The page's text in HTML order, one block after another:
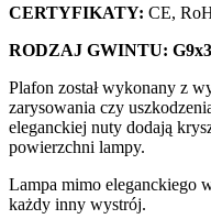
CERTYFIKATY: CE,
RODZAJ GWINTU: G9x3
Plafon został wykonany z
zarysowania czy
eleganckiej nuty dodają
powierzchni lampy.
Lampa mimo eleganckiego
każdy inny wystrój.